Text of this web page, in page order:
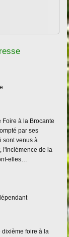
Foire à la Brocante
par ses
sont venus à
l'inclémence de la
elles…
foire à la